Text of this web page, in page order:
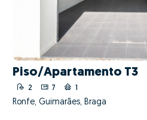
Piso/Apartamento T3
2 7 1
Ronfe, Guimarães, Braga